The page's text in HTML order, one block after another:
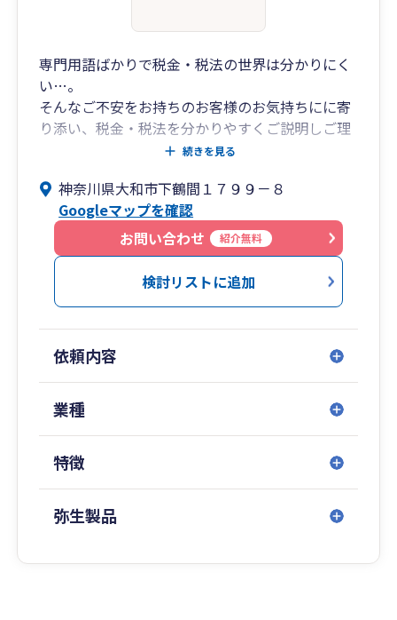
専門用語ばかりで税金・税法の世界は分かりにく
い…。
そんなご不安をお持ちのお客様のお気持ちにに寄
り添い、税金・税法を分かりやすくご説明しご理
解を頂いた上で税務サービスをさせて頂くことを
2024年3月現在までの関与先は、金属加工業、不
動産管理業、農業コンサル、事業協同組合(農業関
係)、弁護士、建築設計事務所、コンパニオン業、
タクシー業と多様です。開業薬局様のご案件対応
します！【中小企業診断士との連携あり：補助金
申請支援、創業支援のご相談にもご対応させて頂
続きを見る
神奈川県大和市下鶴間１７９９－８
Googleマップを確認
お問い合わせ
紹介無料
検討リストに追加
依頼内容
業種
特徴
弥生製品